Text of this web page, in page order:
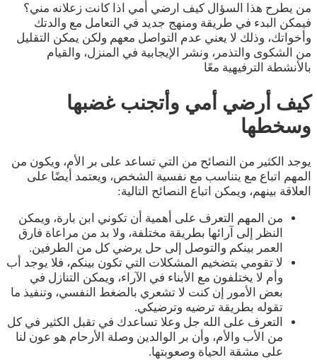
من يطرح هذا السؤال كيف ارضي أمي اذا كانت زعلانه مني؟
فيمكن البدء في طريقة ومنهج جديد في التعامل مع والدتك
وأخواتك، وذلك لا يعني عدم التواصل معهم ولكن يمكن التقليل
من الشكوى والتذمر، ونشر الإيجابية في المنزل، والقيام
بالأنشطة الترفيهية معًا
كيف أرضي أمي وأتجنب غضبها
وسخطها
يوجد الكثير من النصائح من التي تساعد على بر الأم، ويكون من
المهم اتباع مع يتناسب مع نفسية الشخص، ويعتمد أيضًا على
العلاقة بينهم، ويمكن اتباع النصائح التالية:
من المهم التعرف على أهمية أن تكوني ابن بارة، ويمكن
النظر إلى آرائها بطريقة مختلفة، ولا بد من مراعاة فارق
العمر بينكم والتوصل إلى حل يرضي كل من الطرفين.
لا تقومي بتضخيم المشكلات التي تكون بينكم، فلا يوجد أب
وأم لا يختلفون مع الأبناء في الآراء، ويمكن التنازل في
بعض الأمور إن كنت لا تشعري بالضغط النفسي، وتنفيذ ما
تقوله بطريقة ترضيه وترضيكي.
التعرف على الله جل وعلا تساعدك في تقبل الكثير في كل
من الأب والأم، وأن بر الوالدين وصلة الأرحام هو عون لنا
على مشقة الحياة وصعوبتها.